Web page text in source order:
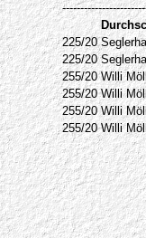
225/20
225/20
255/20 Willi
255/20 Willi
255/20 Willi
255/20 Willi